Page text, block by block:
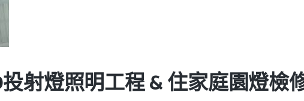
射燈照明工程 & 住家庭園燈檢